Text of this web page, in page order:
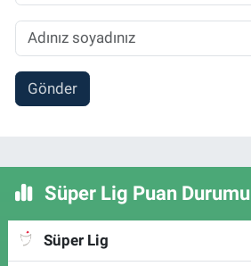
Gönder
Süper Lig Puan Durumu
Süper Lig